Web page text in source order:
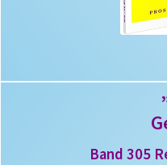
Band 305